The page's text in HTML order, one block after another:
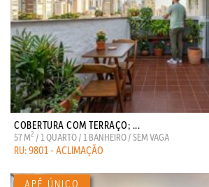
COBERTURA COM TERRAÇO; ...
57 M2 / 1 QUARTO / 1 BANHEIRO / SEM VAGA
RU: 9801 - ACLIMAÇÃO